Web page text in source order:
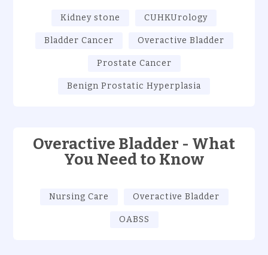
Kidney stone CUHKUrology
Bladder Cancer Overactive Bladder
Prostate Cancer
Benign Prostatic Hyperplasia
Overactive Bladder - What
You Need to Know
Nursing Care Overactive Bladder
OABSS